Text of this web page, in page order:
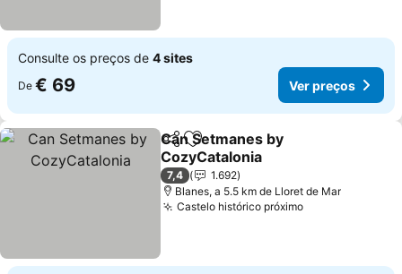
Consulte os preços de 4 sites
De € 69 Ver preços
PartilharAdicionar aos favoritos
Can Setmanes by
CozyCatalonia
Ver preços
7,4
1.692
Blanes, a 5.5 km de Lloret de Mar
Castelo histórico próximoVer preços